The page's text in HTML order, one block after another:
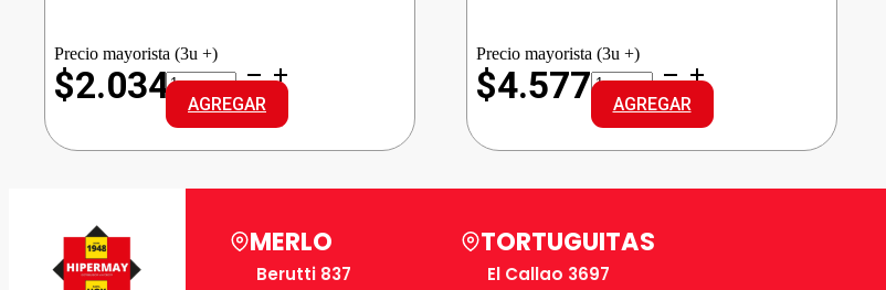
Precio mayorista (3u +)
$2.034CABARCENO
VINO
TINTO
DCE
cantidad
AGREGAR
Precio mayorista (3u +)
$4.577OMBU
CANA
DURAZNO
cantidad
AGREGAR
MERLO
Berutti 837
TORTUGUITAS
El Callao 3697